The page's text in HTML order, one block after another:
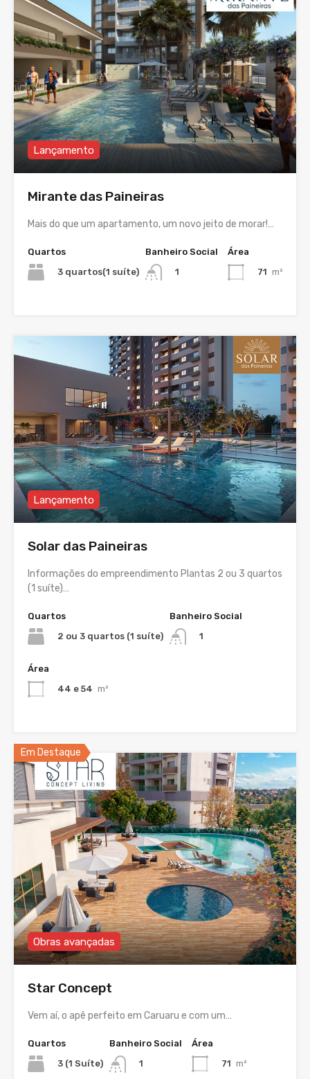
Lançamento
Mirante das Paineiras
Mais do que um apartamento, um novo jeito de morar!…
Quartos
3 quartos(1 suíte)
Banheiro Social
1
Área
71 m²
Lançamento
Solar das Paineiras
Informações do empreendimento Plantas 2 ou 3 quartos
(1 suíte)…
Quartos
2 ou 3 quartos (1 suíte)
Banheiro Social
1
Área
44 e 54 m²
Em Destaque
Obras avançadas
Star Concept
Vem aí, o apê perfeito em Caruaru e com um…
Quartos
3 (1 Suíte)
Banheiro Social
1
Área
71 m²